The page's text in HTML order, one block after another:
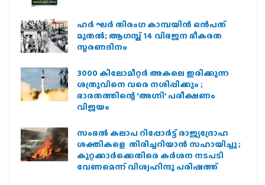
ഹര്‍ ഘര്‍ തിരംഗ കാമ്പയിന്‍ ഒന്‍പത്
മുതല്‍; ആഗസ്ത് 14 വിഭജന ഭീകരത
സ്മരണദിനം
3000 കിലോമീറ്റർ അകലെ ഇരിക്കുന്ന
ശത്രുവിനെ വരെ നശിപ്പിക്കും ;
ഭാരതത്തിന്റെ ‘അഗ്നി’ പരീക്ഷണം
വിജയം
സംഭൽ കലാപ റിപ്പോർട്ട് രാജ്യദ്രോഹ
ശക്തികളെ തിരിച്ചറിയാൻ സഹായിച്ചു ;
കുറ്റക്കാർക്കെതിരെ കർശന നടപടി
വേണമെന്ന് വിശ്വഹിന്ദു പരിഷത്ത്